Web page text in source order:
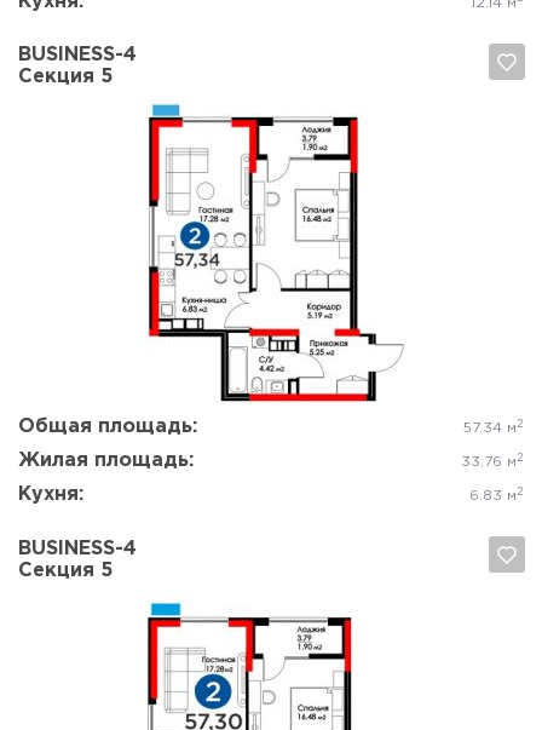
BUSINESS-4
Секция 5
Общая площадь: 57.34 м 2
Жилая площадь: 33.76 м 2
Кухня: 6.83 м 2
Да, удалить Отмена
BUSINESS-4
Секция 5